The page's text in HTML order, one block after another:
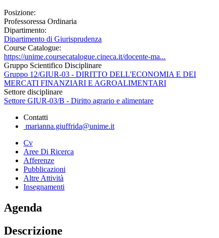
Posizione:
Professoressa Ordinaria
Dipartimento:
Dipartimento di Giurisprudenza
Course Catalogue:
https://unime.coursecatalogue.cineca.it/docente-ma...
Gruppo Scientifico Disciplinare
Gruppo 12/GIUR-03 - DIRITTO DELL'ECONOMIA E DEI
MERCATI FINANZIARI E AGROALIMENTARI
Settore disciplinare
Settore GIUR-03/B - Diritto agrario e alimentare
Contatti
marianna.giuffrida@unime.it
Cv
Aree Di Ricerca
Afferenze
Pubblicazioni
Altre Attività
Insegnamenti
Agenda
Descrizione